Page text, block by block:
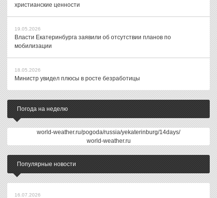
христианские ценности
19.05.2026
Власти Екатеринбурга заявили об отсутствии планов по
мобилизации
18.05.2026
Министр увидел плюсы в росте безработицы
Погода на неделю
world-weather.ru/pogoda/russia/yekaterinburg/14days/
world-weather.ru
Популярные новости
16.07.2026